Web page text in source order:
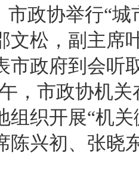
市政协举行“
文松，副主席
市政府到会听
，市政协机
组织开展“机
陈兴初、张晓